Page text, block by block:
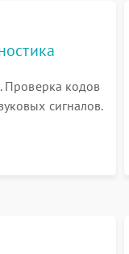
Проверка кодов
сигналов.